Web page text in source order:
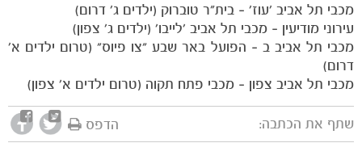
כרטיסים
מכבי תל אביב ׳עוז׳ – בית״ר טוברוק (ילדים ג׳ דרום)
עירוני מודיעין – מכבי תל אביב ׳לייבו׳ (ילדים ג׳ צפון)
מכבי תל אביב ב – הפועל באר שבע "צו פיוס" (טרום ילדים א׳
דרום)
מכבי תל אביב צפון – מכבי פתח תקוה (טרום ילדים א׳ צפון)
שתף את הכתבה: הדפס